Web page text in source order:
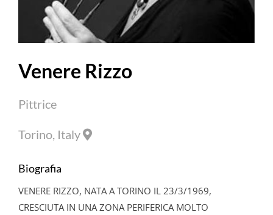
Venere Rizzo
Pittrice
Torino, Italy
Biografia
VENERE RIZZO, NATA A TORINO IL 23/3/1969,
CRESCIUTA IN UNA ZONA PERIFERICA MOLTO